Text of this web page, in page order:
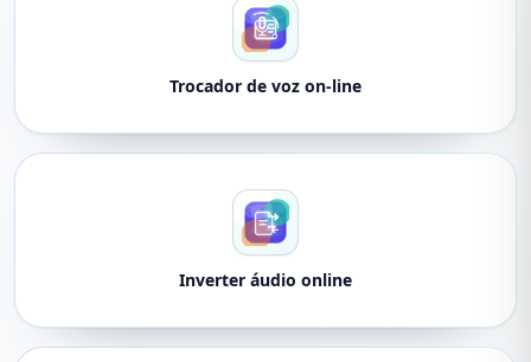
Trocador de voz on-line
Inverter áudio online